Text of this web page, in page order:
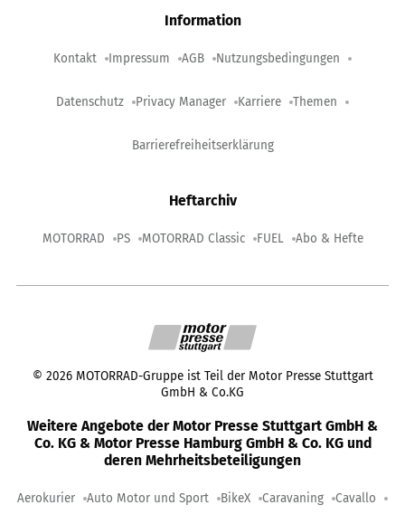
Information
Kontakt Impressum AGB Nutzungsbedingungen
Datenschutz Privacy Manager Karriere Themen
Barrierefreiheitserklärung
Heftarchiv
MOTORRAD PS MOTORRAD Classic FUEL Abo & Hefte
© 2026 MOTORRAD-Gruppe ist Teil der Motor Presse Stuttgart
GmbH & Co.KG
Weitere Angebote der Motor Presse Stuttgart GmbH &
Co. KG & Motor Presse Hamburg GmbH & Co. KG und
deren Mehrheitsbeteiligungen
Aerokurier Auto Motor und Sport BikeX Caravaning Cavallo